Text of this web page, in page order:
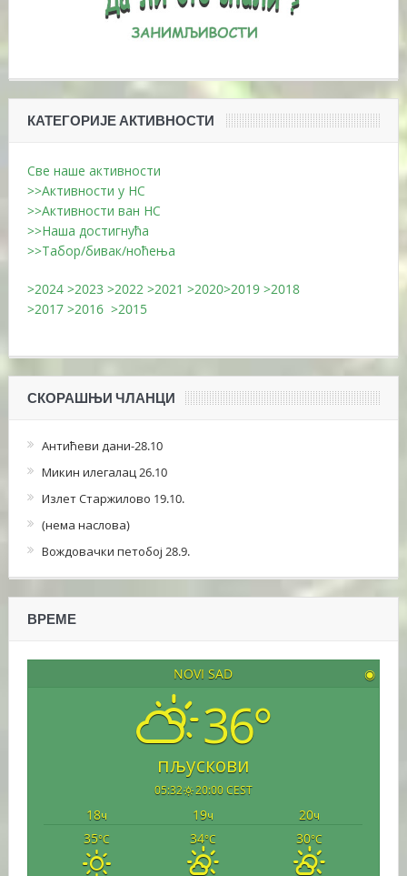
КАТЕГОРИЈЕ АКТИВНОСТИ
Све наше активности
>>Активности у НС
>>Активности ван НС
>>Наша достигнућа
>>Табор/бивак/ноћења
>2024 >2023 >2022 >2021 >2020>2019 >2018
>2017 >2016 >2015
СКОРАШЊИ ЧЛАНЦИ
Антићеви дани-28.10
Микин илегалац 26.10
Излет Старжилово 19.10.
(нема наслова)
Вождовачки петобој 28.9.
ВРЕМЕ
NOVI SAD ◉
36°
пљускови
05:32 20:00 CEST
18ч 19ч 20ч
35°C 34°C 30°C